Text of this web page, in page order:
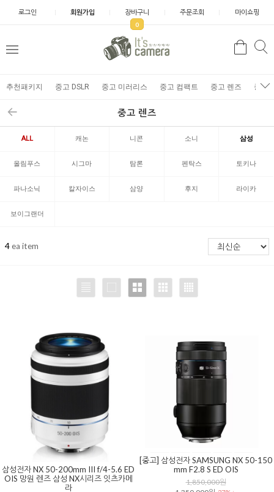
로그인 회원가입 장바구니
0
주문조회 마이쇼핑
추천패키지 중고 DSLR 중고 미러리스 중고 컴팩트 중고 렌즈 중고
중고 렌즈
ALL 캐논 니콘 소니 삼성
올림푸스 시그마 탐론 펜탁스 토키나
파나소닉 칼자이스 삼양 후지 라이카
보이그랜더
4ea item
삼성전자 NX 50-200mm III f/4-5.6 ED
OIS 망원 렌즈 삼성 NX시리즈 잇츠카메
라
[중고] 삼성전자 SAMSUNG NX 50-150
mm F2.8 S ED OIS
1,850,000원